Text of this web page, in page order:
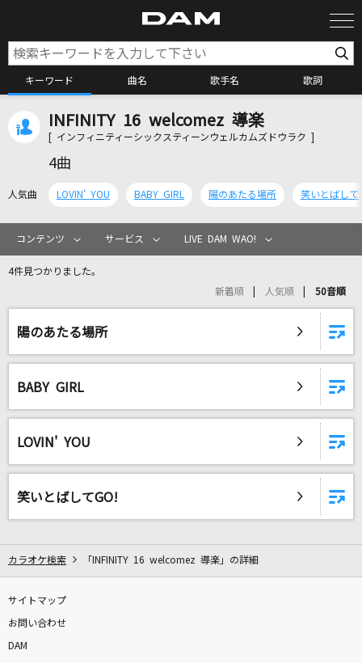
キーワード 曲名 歌手名 歌詞
カラオケ検索
カラオケリクエスト
リアルタイムで歌われている曲の一覧
オールセーブチャレンジ
香椎モイミ
ダーリン
拍手喝采歌合
INFINITY 16 welcomez 導楽
[ インフィニティーシックスティーンウェルカムズドウラク ]
4曲
人気曲 LOVIN' YOU BABY GIRL 陽のあたる場所 笑いとばして
コンテンツ サービス LIVE DAM WAO!
4件見つかりました。
新着順 人気順 50音順
陽のあたる場所
BABY GIRL
LOVIN' YOU
笑いとばしてGO!
カラオケ検索 「INFINITY 16 welcomez 導楽」の詳細
サイトマップ
お問い合わせ
DAM